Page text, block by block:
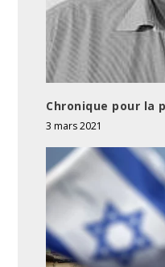
Chronique pour la
3 mars 2021